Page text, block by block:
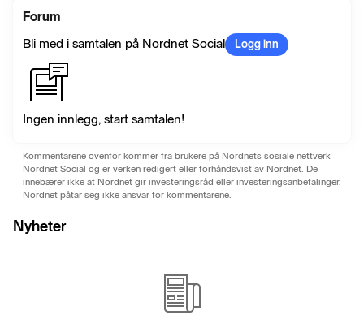
Forum
Bli med i samtalen på Nordnet Social
Logg inn
Ingen innlegg, start samtalen!
Kommentarene ovenfor kommer fra brukere på Nordnets sosiale nettverk
Nordnet Social og er verken redigert eller forhåndsvist av Nordnet. De
innebærer ikke at Nordnet gir investeringsråd eller investeringsanbefalinger.
Nordnet påtar seg ikke ansvar for kommentarene.
Nyheter